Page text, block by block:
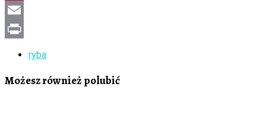
Pinterest
Email
ryba
Możesz również polubić